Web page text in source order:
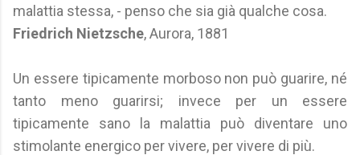
malattia stessa, - penso che sia già qualche cosa.
Friedrich Nietzsche, Aurora, 1881
Un essere tipicamente morboso non può guarire, né
tanto meno guarirsi; invece per un essere
tipicamente sano la malattia può diventare uno
stimolante energico per vivere, per vivere di più.